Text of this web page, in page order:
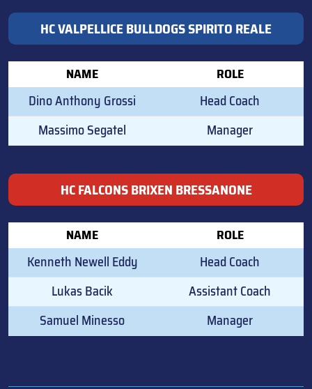
HC VALPELLICE BULLDOGS SPIRITO REALE
NAME ROLE
Dino Anthony Grossi
Head Coach
Massimo Segatel
Manager
HC FALCONS BRIXEN BRESSANONE
NAME ROLE
Kenneth Newell Eddy
Head Coach
Lukas Bacik
Assistant Coach
Samuel Minesso
Manager